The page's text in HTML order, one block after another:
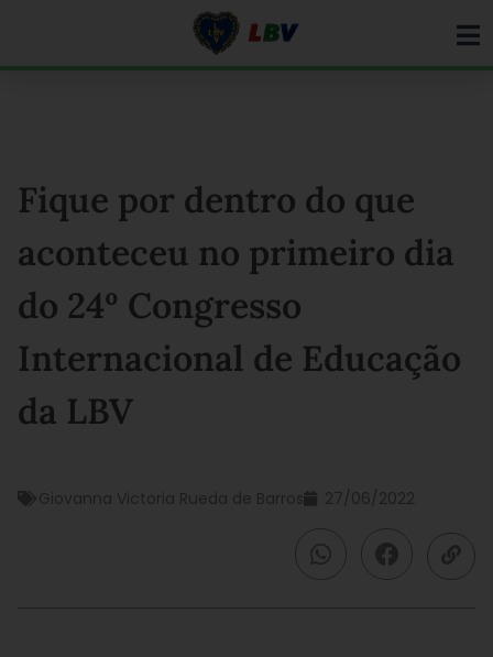
Fique por dentro do que
aconteceu no primeiro dia
do 24º Congresso
Internacional de Educação
da LBV
Giovanna Victoria Rueda de Barros 27/06/2022